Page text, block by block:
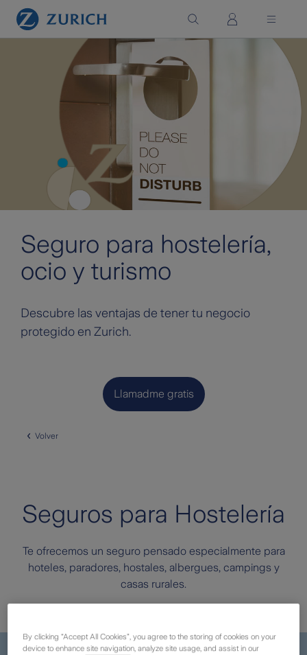
Saltar al contenido principal
Seguro para hostelería,
ocio y turismo
Descubre las ventajas de tener tu negocio
protegido en Zurich.
Llamadme gratis
Volver
Seguros para Hostelería
Te ofrecemos un seguro pensado especialmente para
hoteles, paradores, hostales, albergues, campings y
casas rurales.
By clicking “Accept All Cookies”, you agree to the storing of cookies on your
device to enhance site navigation, analyze site usage, and assist in our